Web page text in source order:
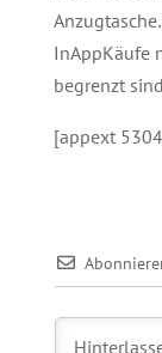
InAppKäufe
begrenzt
[appext